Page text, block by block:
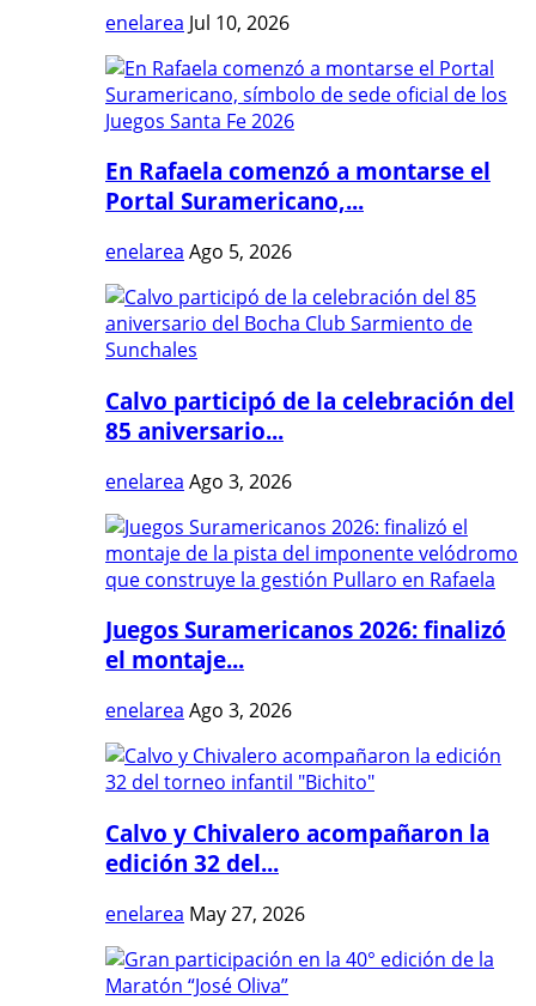
enelarea Jul 10, 2026
En Rafaela comenzó a montarse el
Portal Suramericano,...
enelarea Ago 5, 2026
Calvo participó de la celebración del
85 aniversario...
enelarea Ago 3, 2026
Juegos Suramericanos 2026: finalizó
el montaje...
enelarea Ago 3, 2026
Calvo y Chivalero acompañaron la
edición 32 del...
enelarea May 27, 2026